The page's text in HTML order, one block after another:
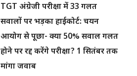
TGT अंग्रेजी परीक्षा में 33 गलत
सवालों पर भड़का हाईकोर्ट: चयन
आयोग से पूछा- क्या 50% सवाल गलत
होने पर रद्द करेंगे परीक्षा? 1 सितंबर तक
मांगा जवाब